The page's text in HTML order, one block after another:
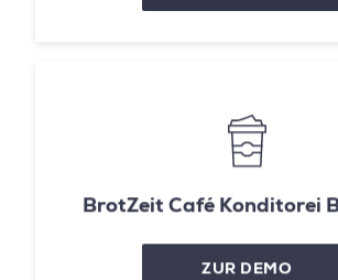
BrotZeit Café Konditorei
ZUR DEMO